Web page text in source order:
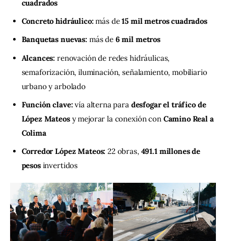
cuadrados
Concreto hidráulico: más de15 mil metros cuadrados
Banquetas nuevas: más de 6 mil metros
Alcances: renovación de redes hidráulicas,
semaforización, iluminación, señalamiento, mobiliario
urbano y arbolado
Función clave: vía alterna para desfogar el tráfico de
López Mateosy mejorar la conexión con Camino Real a
Colima
Corredor López Mateos: 22 obras, 491.1 millones de
pesosinvertidos